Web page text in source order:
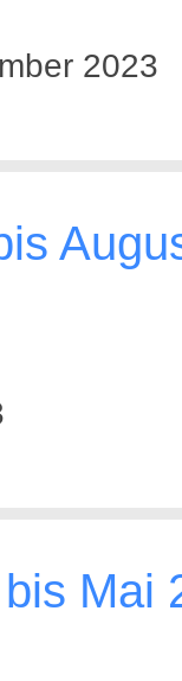
2023
Mai